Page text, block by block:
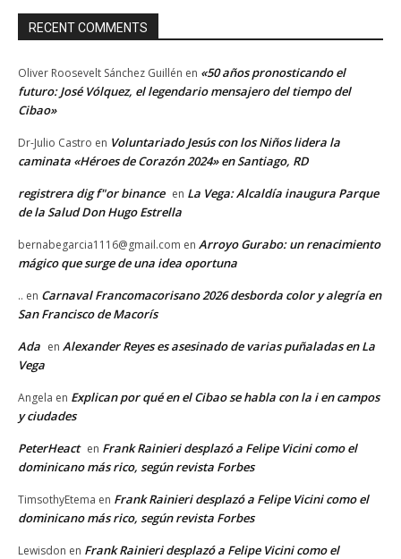
RECENT COMMENTS
Oliver Roosevelt Sánchez Guillén en «50 años pronosticando el
futuro: José Vólquez, el legendario mensajero del tiempo del
Cibao»
Dr-Julio Castro en Voluntariado Jesús con los Niños lidera la
caminata «Héroes de Corazón 2024» en Santiago, RD
registrera dig f"or binance en La Vega: Alcaldía inaugura Parque
de la Salud Don Hugo Estrella
bernabegarcia1116@gmail.com en Arroyo Gurabo: un renacimiento
mágico que surge de una idea oportuna
.. en Carnaval Francomacorisano 2026 desborda color y alegría en
San Francisco de Macorís
Ada en Alexander Reyes es asesinado de varias puñaladas en La
Vega
Angela en Explican por qué en el Cibao se habla con la i en campos
y ciudades
PeterHeact en Frank Rainieri desplazó a Felipe Vicini como el
dominicano más rico, según revista Forbes
TimsothyEtema en Frank Rainieri desplazó a Felipe Vicini como el
dominicano más rico, según revista Forbes
Lewisdon en Frank Rainieri desplazó a Felipe Vicini como el